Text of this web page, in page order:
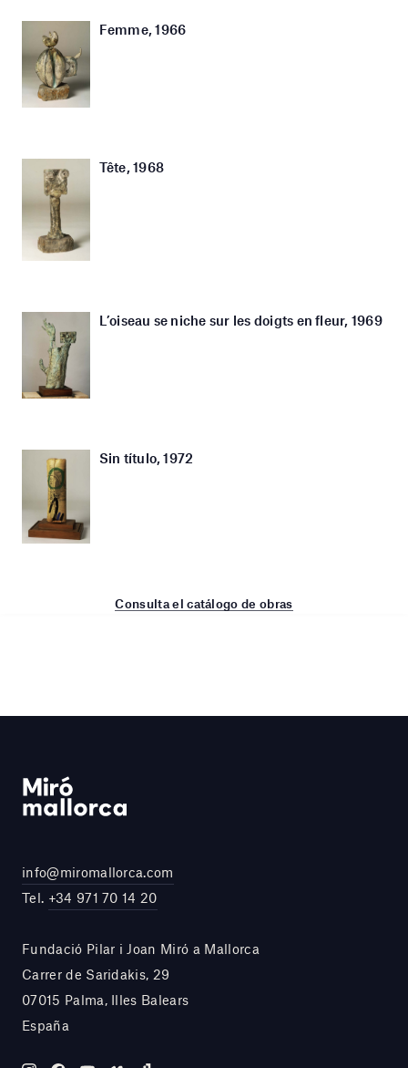
Femme, 1966
Tête, 1968
L’oiseau se niche sur les doigts en fleur, 1969
Sin título, 1972
Consulta el catálogo de obras
info@miromallorca.com
Tel. +34 971 70 14 20
Fundació Pilar i Joan Miró a Mallorca
Carrer de Saridakis, 29
07015 Palma, Illes Balears
España